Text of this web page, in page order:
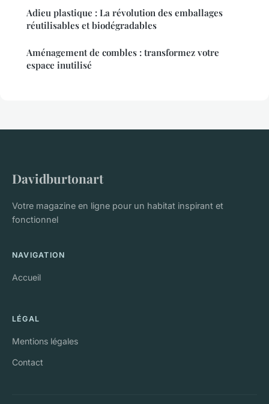
Adieu plastique : La révolution des emballages
réutilisables et biodégradables
Aménagement de combles : transformez votre
espace inutilisé
Davidburtonart
Votre magazine en ligne pour un habitat inspirant et
fonctionnel
NAVIGATION
Accueil
LÉGAL
Mentions légales
Contact